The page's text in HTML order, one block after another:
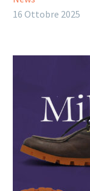
16 Ottobre 2025